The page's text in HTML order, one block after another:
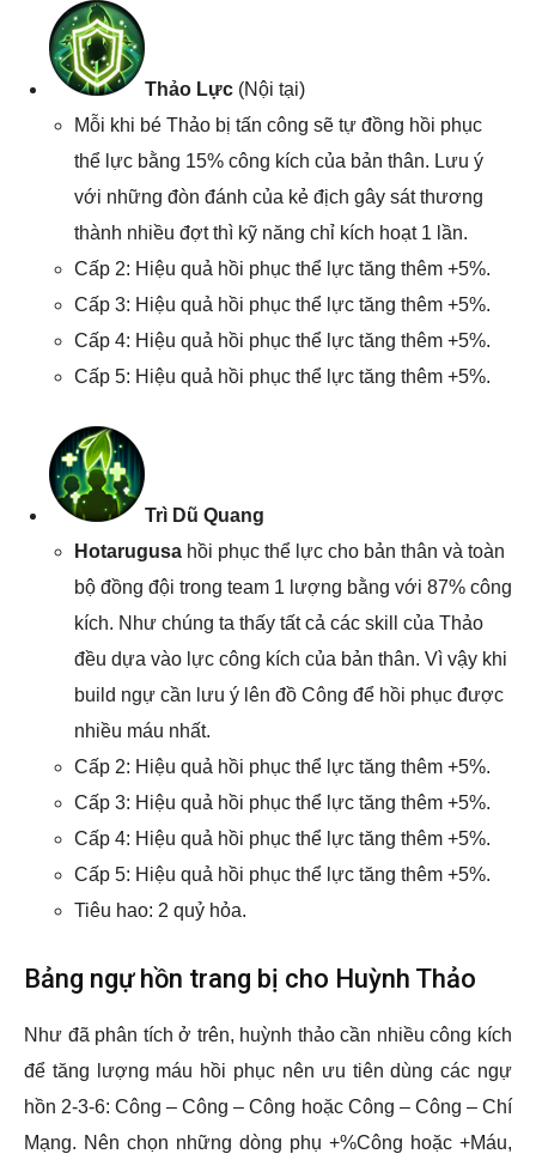
Thảo Lực (Nội tại)
Mỗi khi bé Thảo bị tấn công sẽ tự đồng hồi phục
thể lực bằng 15% công kích của bản thân. Lưu ý
với những đòn đánh của kẻ địch gây sát thương
thành nhiều đợt thì kỹ năng chỉ kích hoạt 1 lần.
Cấp 2: Hiệu quả hồi phục thể lực tăng thêm +5%.
Cấp 3: Hiệu quả hồi phục thể lực tăng thêm +5%.
Cấp 4: Hiệu quả hồi phục thể lực tăng thêm +5%.
Cấp 5: Hiệu quả hồi phục thể lực tăng thêm +5%.
Trì Dũ Quang
Hotarugusa hồi phục thể lực cho bản thân và toàn
bộ đồng đội trong team 1 lượng bằng với 87% công
kích. Như chúng ta thấy tất cả các skill của Thảo
đều dựa vào lực công kích của bản thân. Vì vậy khi
build ngự cần lưu ý lên đồ Công để hồi phục được
nhiều máu nhất.
Cấp 2: Hiệu quả hồi phục thể lực tăng thêm +5%.
Cấp 3: Hiệu quả hồi phục thể lực tăng thêm +5%.
Cấp 4: Hiệu quả hồi phục thể lực tăng thêm +5%.
Cấp 5: Hiệu quả hồi phục thể lực tăng thêm +5%.
Tiêu hao: 2 quỷ hỏa.
Bảng ngự hồn trang bị cho Huỳnh Thảo
Như đã phân tích ở trên, huỳnh thảo cần nhiều công kích
để tăng lượng máu hồi phục nên ưu tiên dùng các ngự
hồn 2-3-6: Công – Công – Công hoặc Công – Công – Chí
Mạng. Nên chọn những dòng phụ +%Công hoặc +Máu,